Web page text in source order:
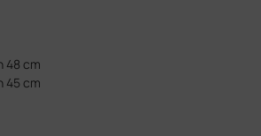
48 cm
45 cm